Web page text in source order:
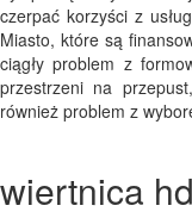
czerpać korzyści z
Miasto, które są
ciągły problem z
przestrzeni na
również problem z
wiertnica